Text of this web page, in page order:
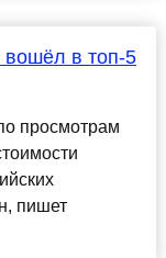
вошёл в топ-5
просмотрам
пишет